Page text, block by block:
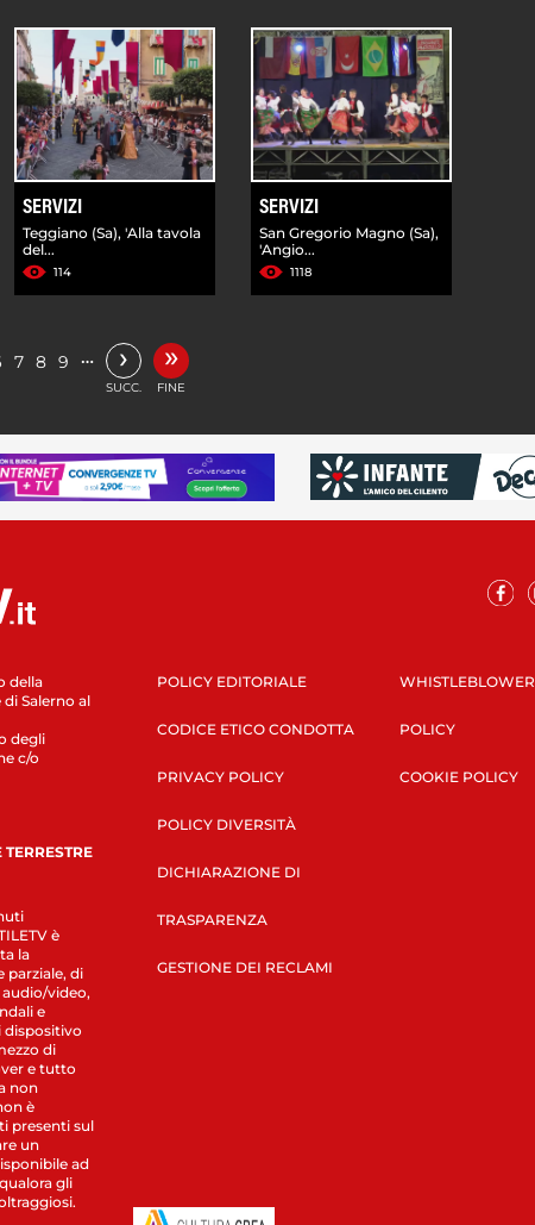
SERVIZI
Teggiano (Sa), 'Alla tavola
del...
114
SERVIZI
San Gregorio Magno (Sa),
'Angio...
1118
7 8 9 … ›
SUCC.
»
FINE
della
Salerno al
degli
c/o
è
la
parziale, di
video,
e
dispositivo
di
e tutto
non
è
presenti sul
un
ad
gli
POLICY EDITORIALE
CODICE ETICO CONDOTTA
PRIVACY POLICY
POLICY DIVERSITÀ
DICHIARAZIONE DI
TRASPARENZA
GESTIONE DEI RECLAMI
WHISTLEBLOWER
POLICY
COOKIE POLICY